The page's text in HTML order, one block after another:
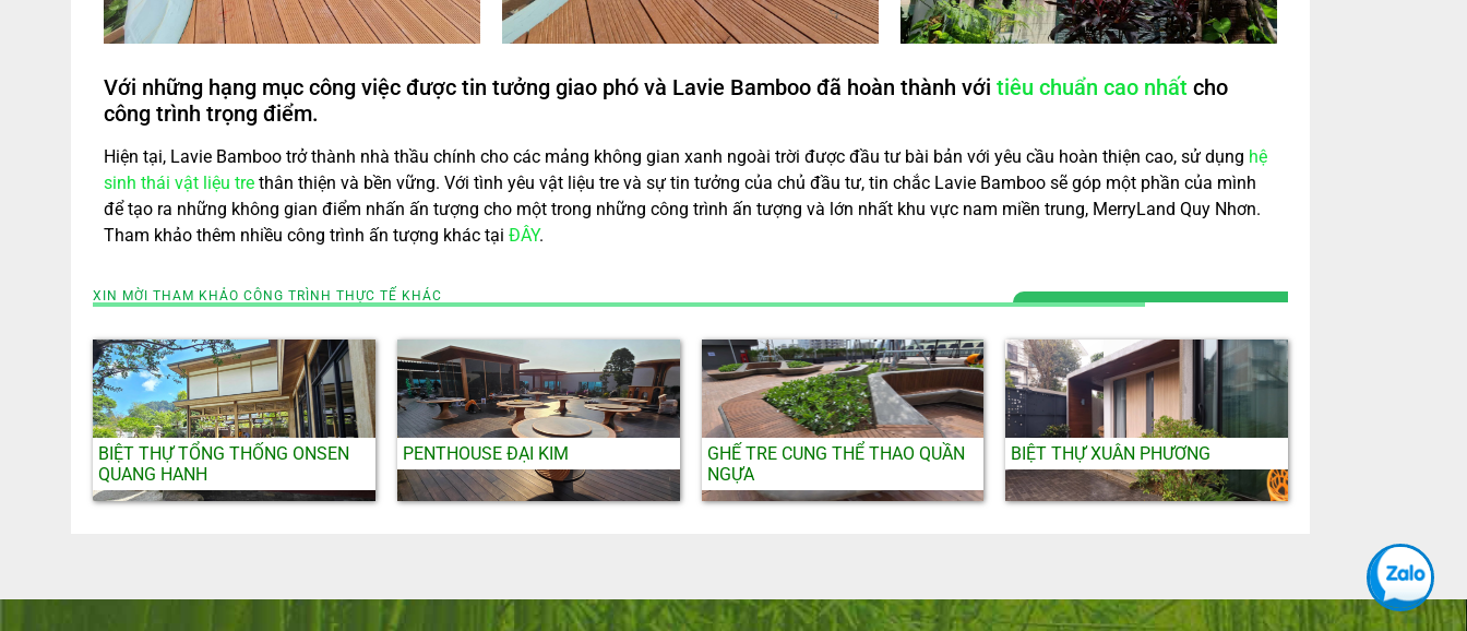
Với những hạng mục công việc được tin tưởng giao phó và Lavie Bamboo đã hoàn thành với tiêu chuẩn cao nhất cho
công trình trọng điểm.
Hiện tại, Lavie Bamboo trở thành nhà thầu chính cho các mảng không gian xanh ngoài trời được đầu tư bài bản với yêu cầu hoàn thiện cao, sử dụng hệ
sinh thái vật liệu tre thân thiện và bền vững. Với tình yêu vật liệu tre và sự tin tưởng của chủ đầu tư, tin chắc Lavie Bamboo sẽ góp một phần của mình
để tạo ra những không gian điểm nhấn ấn tượng cho một trong những công trình ấn tượng và lớn nhất khu vực nam miền trung, MerryLand Quy Nhơn.
Tham khảo thêm nhiều công trình ấn tượng khác tại ĐÂY.
XIN MỜI THAM KHẢO CÔNG TRÌNH THỰC TẾ KHÁC
BIỆT THỰ TỔNG THỐNG ONSEN
QUANG HANH
PENTHOUSE ĐẠI KIM
GHẾ TRE CUNG THỂ THAO QUẦN
NGỰA
BIỆT THỰ XUÂN PHƯƠNG